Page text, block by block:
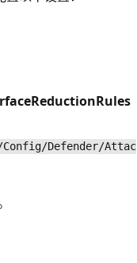
Config/Defender/Attac